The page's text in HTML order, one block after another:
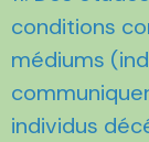
conditions
médiums
individus